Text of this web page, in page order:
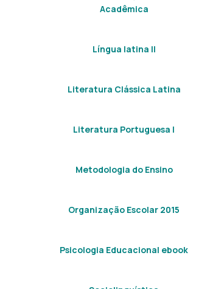
Acadêmica
Língua latina II
Literatura Clássica Latina
Literatura Portuguesa I
Metodologia do Ensino
Organização Escolar 2015
Psicologia Educacional ebook